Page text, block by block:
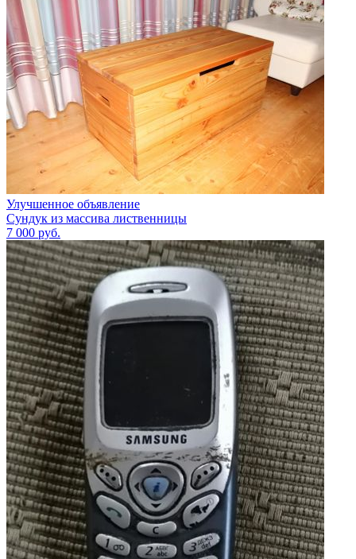
Улучшенное объявление
Сундук из массива лиственницы
7 000 руб.